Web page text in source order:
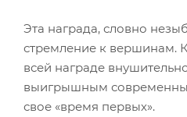
Эта награда, словно
стремление к вершинам.
всей награде
выигрышным
свое «время первых».